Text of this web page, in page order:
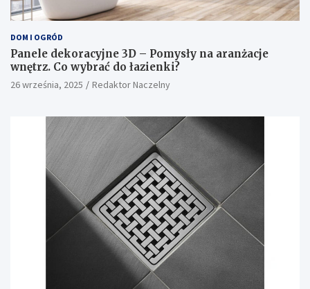
DOM I OGRÓD
Panele dekoracyjne 3D – Pomysły na aranżacje
wnętrz. Co wybrać do łazienki?
26 września, 2025 Redaktor Naczelny